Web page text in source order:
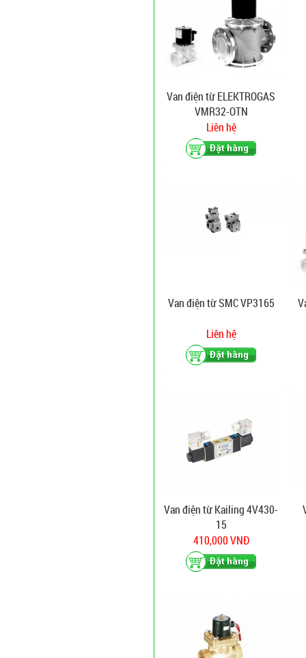
Van điện từ ELEKTROGAS
VMR32-OTN
Liên hệ
Van điện từ SMC VP3165
Liên hệ
Van điện từ Kailing 4V430-
15
410,000 VNĐ